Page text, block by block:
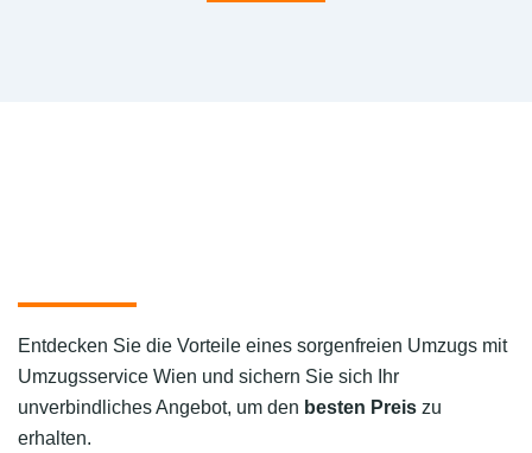
Entdecken Sie die Vorteile eines sorgenfreien Umzugs mit
Umzugsservice Wien und sichern Sie sich Ihr
unverbindliches Angebot, um den besten Preis zu
erhalten.